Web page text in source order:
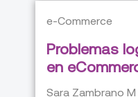
e-Commerce
Problemas
en
Sara Zambrano M